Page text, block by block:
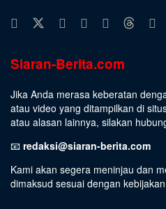
Siaran-Berita.com
Jika Anda merasa keberatan
atau video yang ditampilkan di
atau alasan lainnya, silakan
📧 redaksi@siaran-berita.com
Kami akan segera meninjau dan
dimaksud sesuai dengan